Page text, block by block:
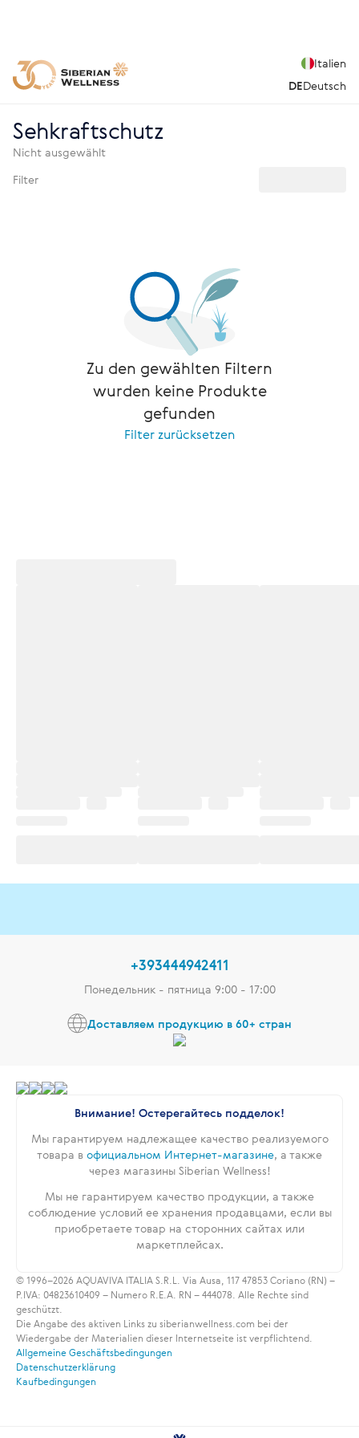
Italien
DEDeutsch
Sehkraftschutz
Nicht ausgewählt
Filter
Zu den gewählten Filtern
wurden keine Produkte
gefunden
Filter zurücksetzen
+393444942411
Понедельник - пятница 9:00 - 17:00
Доставляем продукцию в 60+ стран
Внимание! Остерегайтесь подделок!
Мы гарантируем надлежащее качество реализуемого
товара в официальном Интернет-магазине, а также
через магазины Siberian Wellness!
Мы не гарантируем качество продукции, а также
соблюдение условий ее хранения продавцами, если вы
приобретаете товар на сторонних сайтах или
маркетплейсах.
© 1996–2026 AQUAVIVA ITALIA S.R.L. Via Ausa, 117 47853 Coriano (RN) –
P.IVA: 04823610409 – Numero R.E.A. RN – 444078. Alle Rechte sind
geschützt.
Die Angabe des aktiven Links zu siberianwellness.com bei der
Wiedergabe der Materialien dieser Internetseite ist verpflichtend.
Allgemeine Geschäftsbedingungen
Datenschutzerklärung
Kaufbedingungen